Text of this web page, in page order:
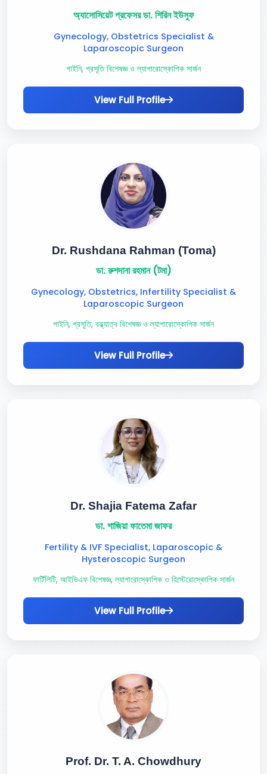
অ্যাসোসিয়েট প্রফেসর ডা. শিরিন ইউসুফ
Gynecology, Obstetrics Specialist &
Laparoscopic Surgeon
গাইনি, প্রসূতি বিশেষজ্ঞ ও ল্যাপারোস্কোপিক সার্জন
View Full Profile
Dr. Rushdana Rahman (Toma)
ডা. রুশদানা রহমান (টমা)
Gynecology, Obstetrics, Infertility Specialist &
Laparoscopic Surgeon
গাইনি, প্রসূতি, বন্ধ্যাত্ব বিশেষজ্ঞ ও ল্যাপারোস্কোপিক সার্জন
View Full Profile
Dr. Shajia Fatema Zafar
ডা. শাজিয়া ফাতেমা জাফর
Fertility & IVF Specialist, Laparoscopic &
Hysteroscopic Surgeon
ফার্টিলিটি, আইভিএফ বিশেষজ্ঞ, ল্যাপারোস্কোপিক ও হিস্টেরোস্কোপিক সার্জন
View Full Profile
Prof. Dr. T. A. Chowdhury